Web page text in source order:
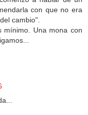
con que no era
cambio".
mínimo. Una mona con